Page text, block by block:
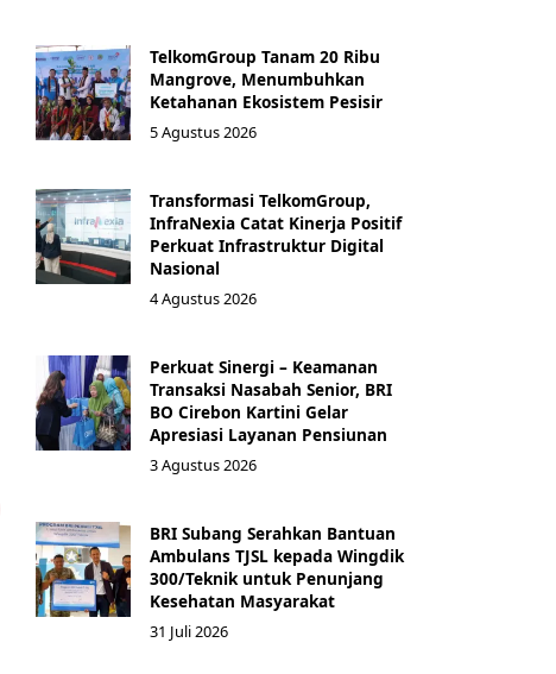
TelkomGroup Tanam 20 Ribu
Mangrove, Menumbuhkan
Ketahanan Ekosistem Pesisir
5 Agustus 2026
Transformasi TelkomGroup,
InfraNexia Catat Kinerja Positif
Perkuat Infrastruktur Digital
Nasional
4 Agustus 2026
Perkuat Sinergi – Keamanan
Transaksi Nasabah Senior, BRI
BO Cirebon Kartini Gelar
Apresiasi Layanan Pensiunan
3 Agustus 2026
BRI Subang Serahkan Bantuan
Ambulans TJSL kepada Wingdik
300/Teknik untuk Penunjang
Kesehatan Masyarakat ​
31 Juli 2026